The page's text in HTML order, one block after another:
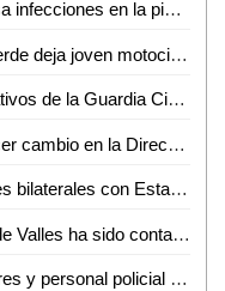
Agua contaminada de DAPAS causa infecciones en la piel y estómago de los vallenses
Accidente en carretera Valles-Rioverde deja joven motociclista lesionado
Por aire y tierra continúan los operativos de la Guardia Civil estatal en la zona huasteca
Alcalde Enrique Galindo da a conocer cambio en la Dirección de Obras Públicas del Ayuntamiento
Ricardo Gallardo fortalece relaciones bilaterales con Estados Unidos
Ya un trabajador del ayuntamiento de Valles ha sido contagiado de dengue
Policía Municipal capacita a veladores y personal policial en Ciudad Valles